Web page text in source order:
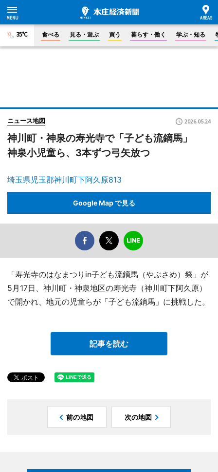
35°C 食べる 見る・遊ぶ 買う 暮らす・働く 学ぶ・知る
ニュース地図 2026.05.24
神川町・神泉の寿光寺で「子ども流鏑馬」
神泉小児童ら、3本ずつ弓矢放つ
埼玉県児玉郡神川町下阿久原813
Google Map で見る
「寿光寺のはなまつりin子ども流鏑馬（やぶさめ）祭」が
5月17日、神川町・神泉地区の寿光寺（神川町下阿久原）
で開かれ、地元の児童らが「子ども流鏑馬」に挑戦した。
記事を読む
前の地図 次の地図